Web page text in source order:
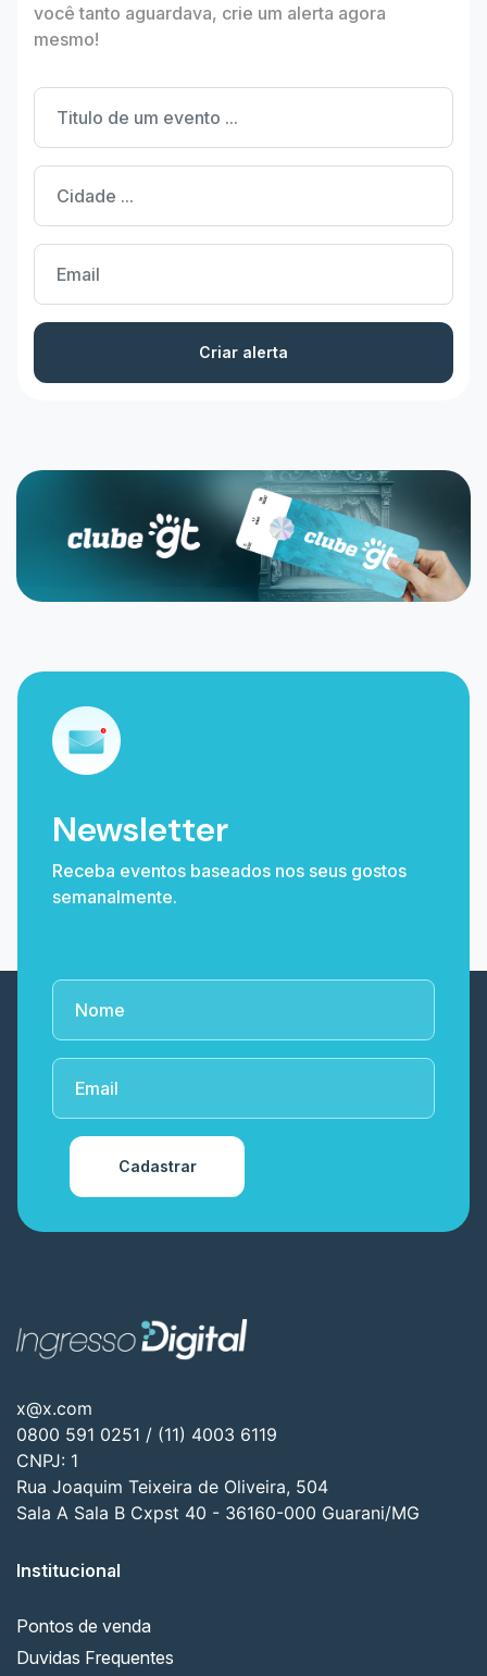
você tanto aguardava, crie um alerta agora
mesmo!
Criar alerta
Newsletter
Receba eventos baseados nos seus gostos
semanalmente.
Cadastrar
x@x.com
0800 591 0251 / (11) 4003 6119
CNPJ: 1
Rua Joaquim Teixeira de Oliveira, 504
Sala A Sala B Cxpst 40 - 36160-000 Guarani/MG
Institucional
Pontos de venda
Duvidas Frequentes